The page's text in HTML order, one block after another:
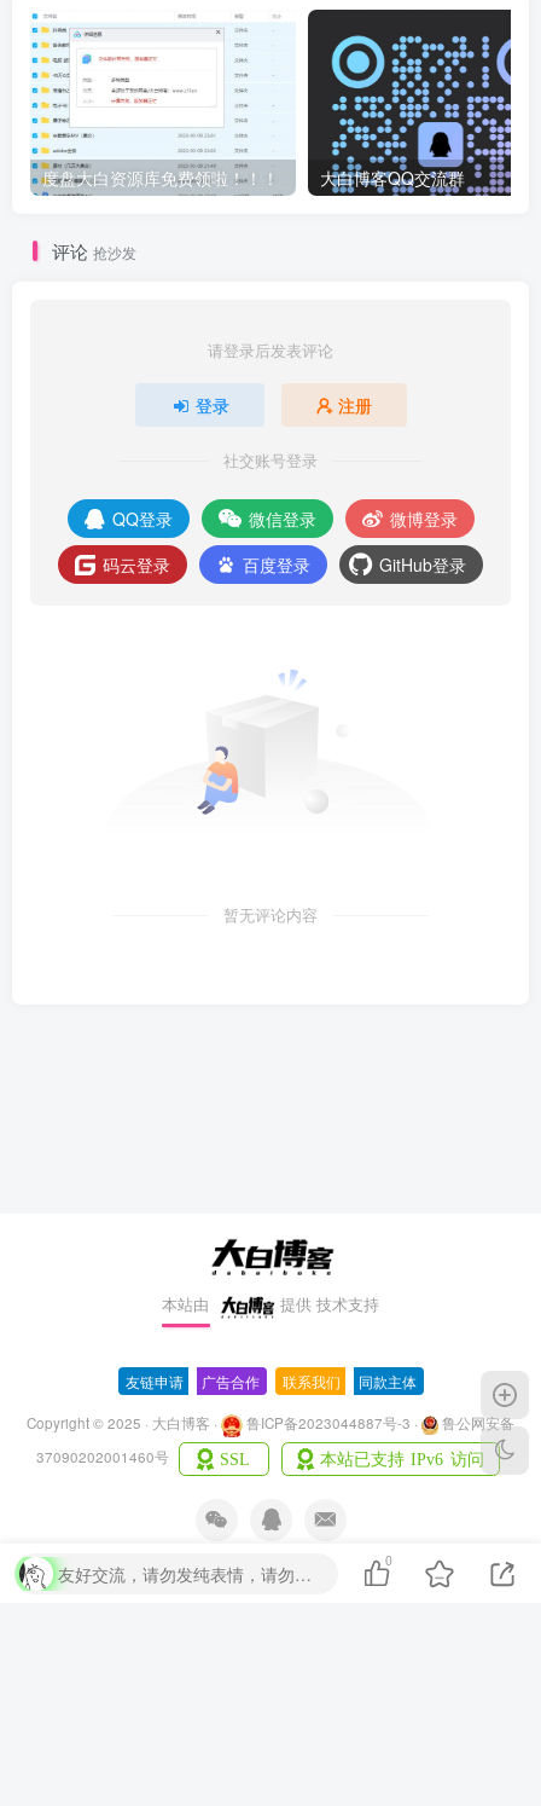
度盘大白资源库免费领啦！！！ 大白博客QQ交流群
评论 抢沙发
请登录后发表评论
登录 注册
社交账号登录
QQ登录 微信登录
微博登录
码云登录
百度登录 GitHub登录
暂无评论内容
本站由 提供 技术支持
友链申请 广告合作 联系我们 同款主体
Copyright © 2025 · 大白博客 · 鲁ICP备2023044887号-3 ·
鲁公网安备
37090202001460号
友好交流，请勿发纯表情，请勿灌水，违者封号喔
0